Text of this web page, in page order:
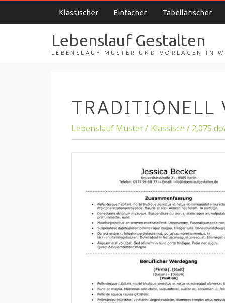
Klassischer Einfacher Tabellarischer
Lebenslauf Gestalten
LEBENSLAUF MUSTER UND VORLAGEN IN
TRADITIONELL
Lebenslauf Muster / Klassisch / 2,075